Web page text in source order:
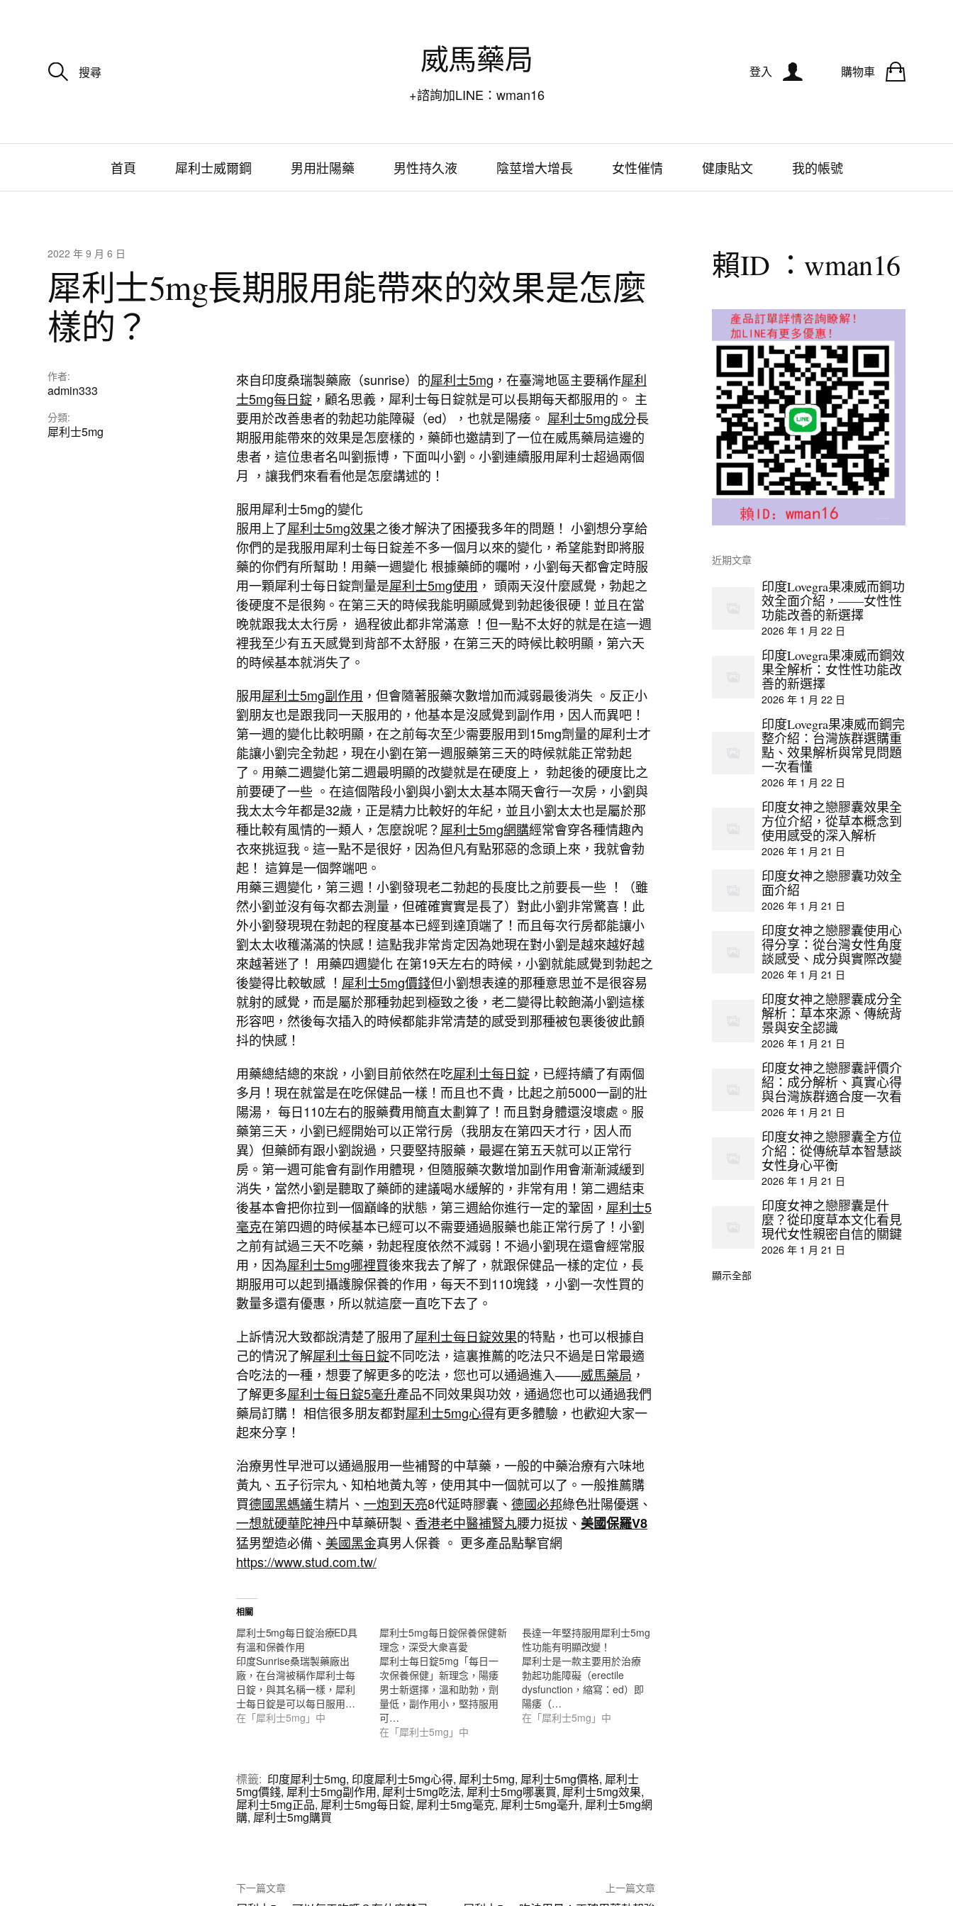
搜
尋 威馬藥局
+諮詢加LINE：wman16
登入 購物車
首頁 犀利士威爾鋼 男用壯陽藥 男性持久液 陰莖增大增長 女性催情 健康貼文 我的帳號
2022 年 9 月 6 日
犀利士5mg長期服用能帶來的效果是怎麼
樣的？
作者:
admin333
分類:
犀利士5mg
來自印度桑瑞製藥廠（sunrise）的犀利士5mg ，在臺灣地區主要稱作犀利
士5mg每日錠 ，顧名思義，犀利士每日錠就是可以長期每天都服用的。 主
要用於改善患者的勃起功能障礙（ed），也就是陽痿。 犀利士5mg成分長
期服用能帶來的效果是怎麼樣的，藥師也邀請到了一位在威馬藥局這邊的
患者，這位患者名叫劉振博，下面叫小劉。小劉連續服用犀利士超過兩個
月 ，讓我們來看看他是怎麼講述的！
服用犀利士5mg的變化
服用上了犀利士5mg效果之後才解決了困擾我多年的問題！ 小劉想分享給
你們的是我服用犀利士每日錠差不多一個月以來的變化，希望能對即將服
藥的你們有所幫助！用藥一週變化 根據藥師的囑咐，小劉每天都會定時服
用一顆犀利士每日錠劑量是犀利士5mg使用 ， 頭兩天沒什麼感覺，勃起之
後硬度不是很夠。在第三天的時候我能明顯感覺到勃起後很硬！並且在當
晚就跟我太太行房， 過程彼此都非常滿意 ！但一點不太好的就是在這一週
裡我至少有五天感覺到背部不太舒服，在第三天的時候比較明顯，第六天
的時候基本就消失了。
服用犀利士5mg副作用 ，但會隨著服藥次數增加而減弱最後消失 。反正小
劉朋友也是跟我同一天服用的，他基本是沒感覺到副作用，因人而異吧！
第一週的變化比較明顯，在之前每次至少需要服用到15mg劑量的犀利士才
能讓小劉完全勃起，現在小劉在第一週服藥第三天的時候就能正常勃起
了。用藥二週變化第二週最明顯的改變就是在硬度上， 勃起後的硬度比之
前要硬了一些 。在這個階段小劉與小劉太太基本隔天會行一次房，小劉與
我太太今年都是32歲，正是精力比較好的年紀，並且小劉太太也是屬於那
種比較有風情的一類人，怎麼說呢？犀利士5mg網購經常會穿各種情趣內
衣來挑逗我。這一點不是很好，因為但凡有點邪惡的念頭上來，我就會勃
起！ 這算是一個弊端吧。
用藥三週變化，第三週！小劉發現老二勃起的長度比之前要長一些 ！（雖
然小劉並沒有每次都去測量，但確確實實是長了）對此小劉非常驚喜！此
外小劉發現現在勃起的程度基本已經到達頂端了！而且每次行房都能讓小
劉太太收穫滿滿的快感！這點我非常肯定因為她現在對小劉是越來越好越
來越著迷了！ 用藥四週變化 在第19天左右的時候，小劉就能感覺到勃起之
後變得比較敏感 ！ 犀利士5mg價錢但小劉想表達的那種意思並不是很容易
就射的感覺，而是屬於那種勃起到極致之後，老二變得比較飽滿小劉這樣
形容吧，然後每次插入的時候都能非常清楚的感受到那種被包裹後彼此顫
抖的快感！
用藥總結總的來說，小劉目前依然在吃犀利士每日錠 ，已經持續了有兩個
多月！現在就當是在吃保健品一樣！而且也不貴，比起之前5000一副的壯
陽湯， 每日110左右的服藥費用簡直太劃算了！而且對身體還沒壞處。服
藥第三天，小劉已經開始可以正常行房（我朋友在第四天才行，因人而
異）但藥師有跟小劉說過，只要堅持服藥，最遲在第五天就可以正常行
房。第一週可能會有副作用體現，但隨服藥次數增加副作用會漸漸減緩到
消失，當然小劉是聽取了藥師的建議喝水緩解的，非常有用！第二週結束
後基本會把你拉到一個巔峰的狀態，第三週給你進行一定的鞏固， 犀利士5
毫克在第四週的時候基本已經可以不需要通過服藥也能正常行房了！小劉
之前有試過三天不吃藥，勃起程度依然不減弱！不過小劉現在還會經常服
用，因為犀利士5mg哪裡買後來我去了解了，就跟保健品一樣的定位，長
期服用可以起到攝護腺保養的作用，每天不到110塊錢 ，小劉一次性買的
數量多還有優惠，所以就這麼一直吃下去了。
上訴情況大致都說清楚了服用了犀利士每日錠效果的特點，也可以根據自
己的情況了解犀利士每日錠不同吃法，這裏推薦的吃法只不過是日常最適
合吃法的一種，想要了解更多的吃法，您也可以通過進入——威馬藥局 ，
了解更多犀利士每日錠5毫升產品不同效果與功效，通過您也可以通過我們
藥局訂購！ 相信很多朋友都對犀利士5mg心得有更多體驗，也歡迎大家一
起來分享！
治療男性早泄可以通過服用一些補腎的中草藥，一般的中藥治療有六味地
黃丸、五子衍宗丸、知柏地黃丸等，使用其中一個就可以了。一般推薦購
買德國黑螞蟻生精片、 一炮到天亮8代延時膠囊、 德國必邦綠色壯陽優選、
一想就硬華陀神丹中草藥研製、 香港老中醫補腎丸腰力挺拔、 美國保羅V8
猛男塑造必備、 美國黑金真男人保養 。 更多產品點擊官網
https://www.stud.com.tw/
相關
犀利士5mg每日錠治療ED具
有溫和保養作用
印度Sunrise桑瑞製藥廠出
廠，在台灣被稱作犀利士每
日錠，與其名稱一樣，犀利
士每日錠是可以每日服用…
在「犀利士5mg」中
犀利士5mg每日錠保養保健新
理念，深受大衆喜愛
犀利士每日錠5mg「每日一
次保養保健」新理念，陽痿
男士新選擇，溫和助勃，劑
量低，副作用小，堅持服用
可…
在「犀利士5mg」中
長達一年堅持服用犀利士5mg
性功能有明顯改變！
犀利士是一款主要用於治療
勃起功能障礙（erectile
dysfunction，縮寫：ed）即
陽痿（…
在「犀利士5mg」中
標籤: 印度犀利士5mg, 印度犀利士5mg心得, 犀利士5mg, 犀利士5mg價格, 犀利士
5mg價錢, 犀利士5mg副作用, 犀利士5mg吃法, 犀利士5mg哪裏買, 犀利士5mg效果,
犀利士5mg正品, 犀利士5mg每日錠, 犀利士5mg毫克, 犀利士5mg毫升, 犀利士5mg網
購, 犀利士5mg購買
下一篇文章 上一篇文章
賴ID ：wman16
近期文章
印度Lovegra果凍威而鋼功
效全面介紹，——女性性
功能改善的新選擇
2026 年 1 月 22 日
印度Lovegra果凍威而鋼效
果全解析：女性性功能改
善的新選擇
2026 年 1 月 22 日
印度Lovegra果凍威而鋼完
整介紹：台灣族群選購重
點、效果解析與常見問題
一次看懂
2026 年 1 月 22 日
印度女神之戀膠囊效果全
方位介紹，從草本概念到
使用感受的深入解析
2026 年 1 月 21 日
印度女神之戀膠囊功效全
面介紹
2026 年 1 月 21 日
印度女神之戀膠囊使用心
得分享：從台灣女性角度
談感受、成分與實際改變
2026 年 1 月 21 日
印度女神之戀膠囊成分全
解析：草本來源、傳統背
景與安全認識
2026 年 1 月 21 日
印度女神之戀膠囊評價介
紹：成分解析、真實心得
與台灣族群適合度一次看
2026 年 1 月 21 日
印度女神之戀膠囊全方位
介紹：從傳統草本智慧談
女性身心平衡
2026 年 1 月 21 日
印度女神之戀膠囊是什
麼？從印度草本文化看見
現代女性親密自信的關鍵
2026 年 1 月 21 日
顯示全部